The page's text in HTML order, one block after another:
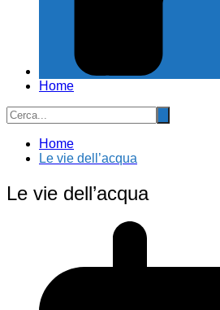
Home
Home
Le vie dell’acqua
Le vie dell’acqua